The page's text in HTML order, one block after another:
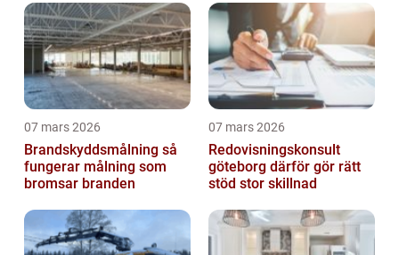
07 mars 2026
Brandskyddsmålning så
fungerar målning som
bromsar branden
07 mars 2026
Redovisningskonsult
göteborg därför gör rätt
stöd stor skillnad